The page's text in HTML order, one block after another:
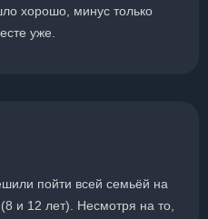
хорошо, минус только
уже.
пойти всей семьёй на
и 12 лет). Несмотря на то,